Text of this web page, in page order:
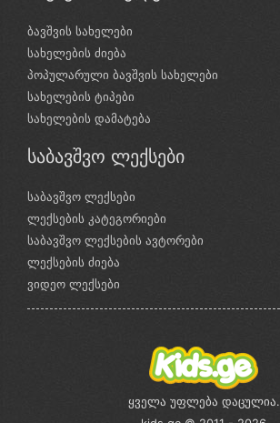
ბავშვის სახელები
სახელების ძიება
პოპულარული ბავშვის სახელები
სახელების ტიპები
სახელების დამატება
საბავშვო ლექსები
საბავშვო ლექსები
ლექსების კატეგორიები
საბავშვო ლექსების ავტორები
ლექსების ძიება
ვიდეო ლექსები
ყველა უფლება დაცულია.